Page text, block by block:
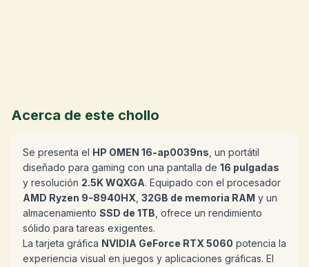
Acerca de este chollo
Se presenta el HP OMEN 16-ap0039ns , un portátil
diseñado para gaming con una pantalla de 16 pulgadas
y resolución 2.5K WQXGA. Equipado con el procesador
AMD Ryzen 9-8940HX 32GB de memoria RAM y un
almacenamiento SSD de 1TB , ofrece un rendimiento
sólido para tareas exigentes.
La tarjeta gráfica NVIDIA GeForce RTX 5060 potencia la
experiencia visual en juegos y aplicaciones gráficas. El